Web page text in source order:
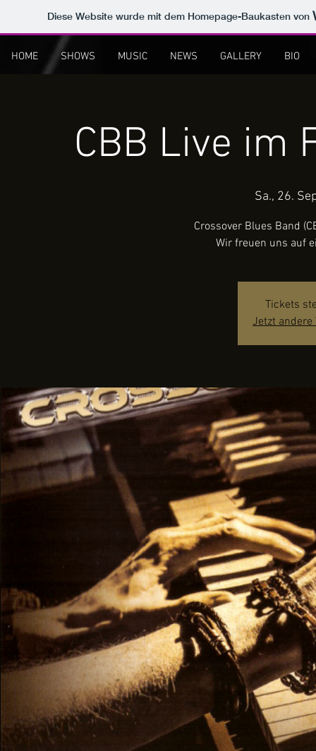
Diese Website wurde mit dem Homepage-Baukasten von
HOME SHOWS MUSIC NEWS GALLERY BIO
CBB Live im
Sa., 26.
Crossover Blues Band
Wir freuen uns auf
Tickets
Jetzt andere